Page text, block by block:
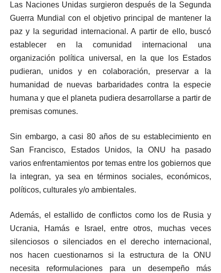
Las Naciones Unidas surgieron después de la Segunda
Guerra Mundial con el objetivo principal de mantener la
paz y la seguridad internacional. A partir de ello, buscó
establecer en la comunidad internacional una
organización política universal, en la que los Estados
pudieran, unidos y en colaboración, preservar a la
humanidad de nuevas barbaridades contra la especie
humana y que el planeta pudiera desarrollarse a partir de
premisas comunes.
Sin embargo, a casi 80 años de su establecimiento en
San Francisco, Estados Unidos, la ONU ha pasado
varios enfrentamientos por temas entre los gobiernos que
la integran, ya sea en términos sociales, económicos,
políticos, culturales y/o ambientales.
Además, el estallido de conflictos como los de Rusia y
Ucrania, Hamás e Israel, entre otros, muchas veces
silenciosos o silenciados en el derecho internacional,
nos hacen cuestionarnos si la estructura de la ONU
necesita reformulaciones para un desempeño más